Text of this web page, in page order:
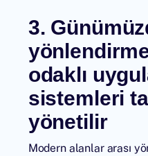
3.
odaklı
sistemleri
yönetilir
Modern alanlar arası